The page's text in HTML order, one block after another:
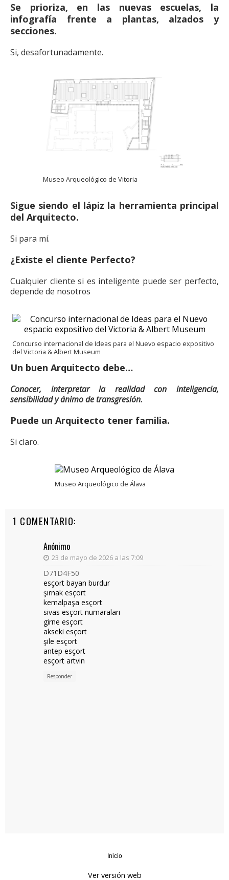
Se prioriza, en las nuevas escuelas, la
infografía frente a plantas, alzados y
secciones.
Si, desafortunadamente.
Museo Arqueológico de Vitoria
Sigue siendo el lápiz la herramienta principal
del Arquitecto.
Si para mí.
¿Existe el cliente Perfecto?
Cualquier cliente si es inteligente puede ser perfecto,
depende de nosotros
Concurso internacional de Ideas para el Nuevo espacio expositivo
del Victoria & Albert Museum
Un buen Arquitecto debe…
Conocer, interpretar la realidad con inteligencia,
sensibilidad y ánimo de transgresión.
Puede un Arquitecto tener familia.
Si claro.
Museo Arqueológico de Álava
1 COMENTARIO:
Anónimo
23 de mayo de 2026 a las 7:09
D71D4F50
esçort bayan burdur
şırnak esçort
kemalpaşa esçort
sivas esçort numaraları
girne esçort
akseki esçort
şile esçort
antep esçort
esçort artvin
Responder
Inicio
Ver versión web